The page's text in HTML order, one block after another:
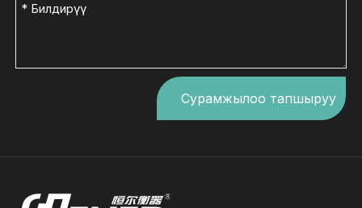
Сурамжылоо тапшыруу